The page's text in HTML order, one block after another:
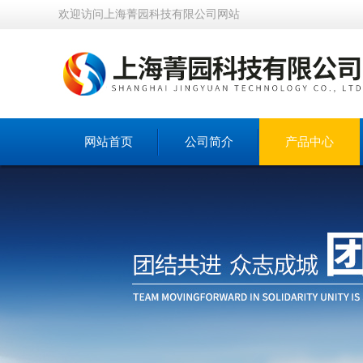
欢迎访问上海菁园科技有限公司网站
网站首页 公司简介 产品中心